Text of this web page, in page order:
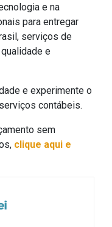
e na
para entregar
serviços de
e
e experimente o
contábeis.
sem
clique aqui e